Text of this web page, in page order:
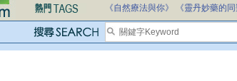
《自然療法與你》 《靈丹妙藥的同